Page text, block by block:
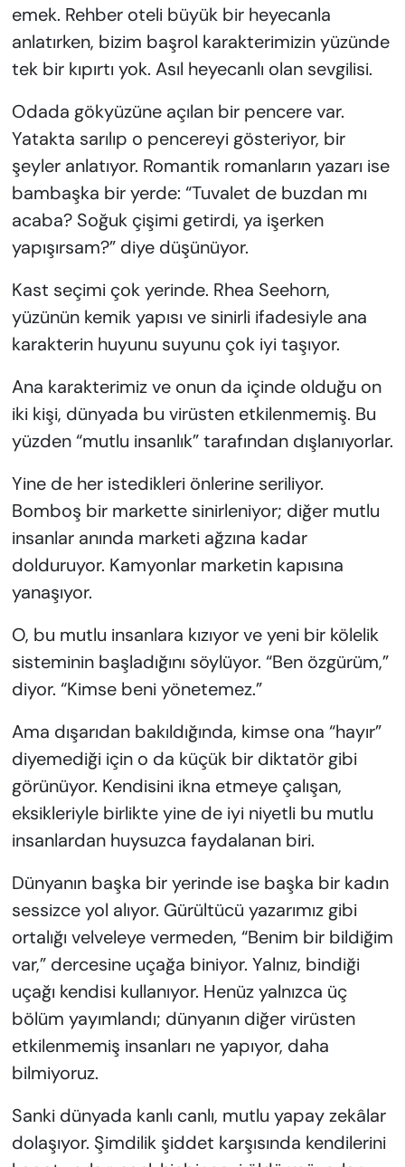
emek. Rehber oteli büyük bir heyecanla
anlatırken, bizim başrol karakterimizin yüzünde
tek bir kıpırtı yok. Asıl heyecanlı olan sevgilisi.
Odada gökyüzüne açılan bir pencere var.
Yatakta sarılıp o pencereyi gösteriyor, bir
şeyler anlatıyor. Romantik romanların yazarı ise
bambaşka bir yerde: “Tuvalet de buzdan mı
acaba? Soğuk çişimi getirdi, ya işerken
yapışırsam?” diye düşünüyor.
Kast seçimi çok yerinde. Rhea Seehorn,
yüzünün kemik yapısı ve sinirli ifadesiyle ana
karakterin huyunu suyunu çok iyi taşıyor.
Ana karakterimiz ve onun da içinde olduğu on
iki kişi, dünyada bu virüsten etkilenmemiş. Bu
yüzden “mutlu insanlık” tarafından dışlanıyorlar.
Yine de her istedikleri önlerine seriliyor.
Bomboş bir markette sinirleniyor; diğer mutlu
insanlar anında marketi ağzına kadar
dolduruyor. Kamyonlar marketin kapısına
yanaşıyor.
O, bu mutlu insanlara kızıyor ve yeni bir kölelik
sisteminin başladığını söylüyor. “Ben özgürüm,”
diyor. “Kimse beni yönetemez.”
Ama dışarıdan bakıldığında, kimse ona “hayır”
diyemediği için o da küçük bir diktatör gibi
görünüyor. Kendisini ikna etmeye çalışan,
eksikleriyle birlikte yine de iyi niyetli bu mutlu
insanlardan huysuzca faydalanan biri.
Dünyanın başka bir yerinde ise başka bir kadın
sessizce yol alıyor. Gürültücü yazarımız gibi
ortalığı velveleye vermeden, “Benim bir bildiğim
var,” dercesine uçağa biniyor. Yalnız, bindiği
uçağı kendisi kullanıyor. Henüz yalnızca üç
bölüm yayımlandı; dünyanın diğer virüsten
etkilenmemiş insanları ne yapıyor, daha
bilmiyoruz.
Sanki dünyada kanlı canlı, mutlu yapay zekâlar
dolaşıyor. Şimdilik şiddet karşısında kendilerini